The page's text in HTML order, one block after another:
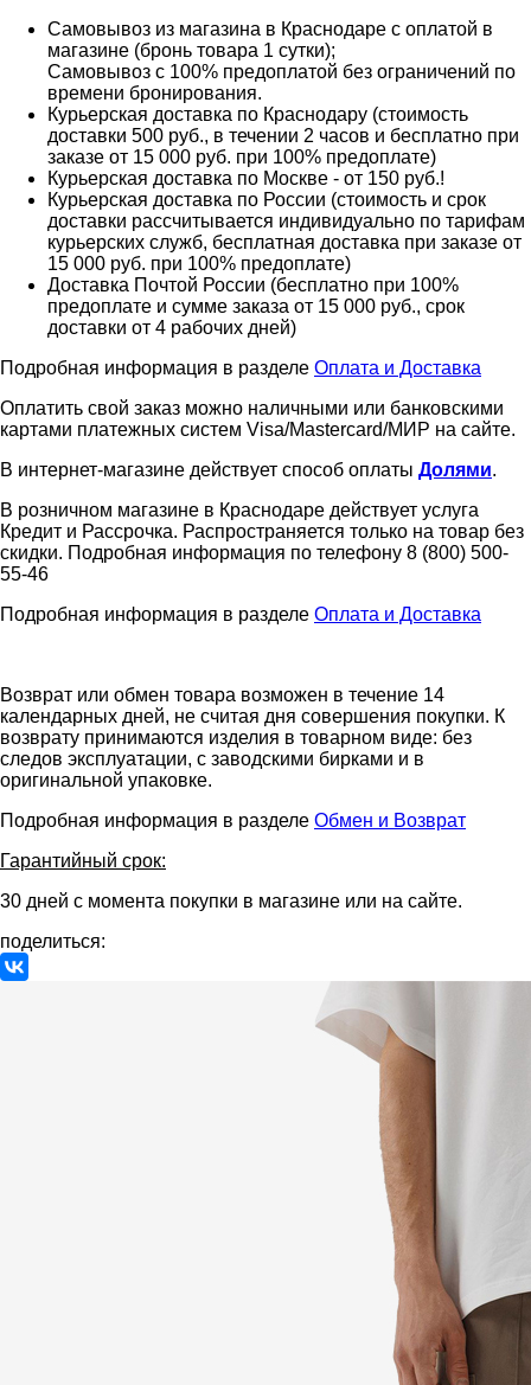
Самовывоз из магазина в Краснодаре с оплатой в
магазине (бронь товара 1 сутки);
Самовывоз с 100% предоплатой без ограничений по
времени бронирования.
Курьерская доставка по Краснодару (стоимость
доставки 500 руб., в течении 2 часов и бесплатно при
заказе от 15 000 руб. при 100% предоплате)
Курьерская доставка по Москве - от 150 руб.!
Курьерская доставка по России (стоимость и срок
доставки рассчитывается индивидуально по тарифам
курьерских служб, бесплатная доставка при заказе от
15 000 руб. при 100% предоплате)
Доставка Почтой России (бесплатно при 100%
предоплате и сумме заказа от 15 000 руб., срок
доставки от 4 рабочих дней)
Подробная информация в разделе Оплата и Доставка
Оплатить свой заказ можно наличными или банковскими
картами платежных систем Visa/Mastercard/МИР на сайте.
В интернет-магазине действует способ оплаты Долями.
В розничном магазине в Краснодаре действует услуга
Кредит и Рассрочка. Распространяется только на товар без
скидки. Подробная информация по телефону 8 (800) 500-
55-46
Подробная информация в разделе Оплата и Доставка
Возврат или обмен товара возможен в течение 14
календарных дней, не считая дня совершения покупки. К
возврату принимаются изделия в товарном виде: без
следов эксплуатации, с заводскими бирками и в
оригинальной упаковке.
Подробная информация в разделе Обмен и Возврат
Гарантийный срок:
30 дней с момента покупки в магазине или на сайте.
поделиться: